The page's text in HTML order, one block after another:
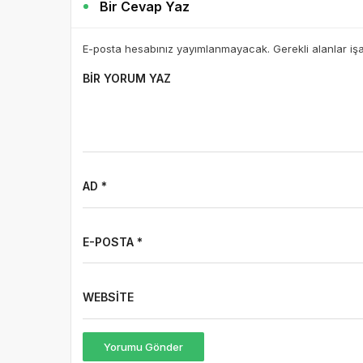
Bir Cevap Yaz
E-posta hesabınız yayımlanmayacak. Gerekli alanlar
BIR YORUM YAZ
AD *
E-POSTA *
WEBSITE
Yorumu Gönder